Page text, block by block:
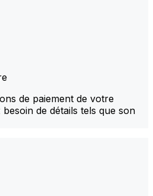
de paiement de votre
de détails tels que son